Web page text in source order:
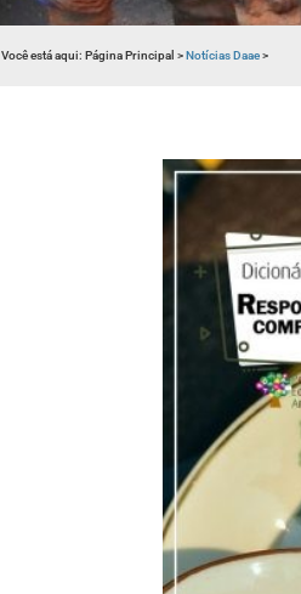
Você está aqui:Página Principal>Notícias Daae>